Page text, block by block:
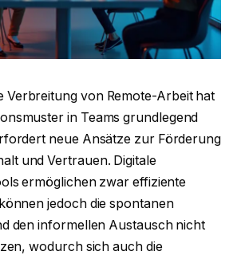
Verbreitung von Remote-Arbeit hat
in Teams grundlegend
neue Ansätze zur Förderung
und Vertrauen. Digitale
ermöglichen zwar effiziente
jedoch die spontanen
den informellen Austausch nicht
wodurch sich auch die